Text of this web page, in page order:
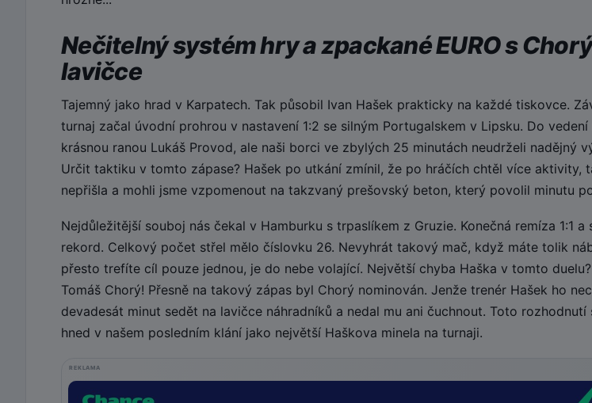
Nečitelný systém hry a zpackané EURO s
lavičce
Tajemný jako hrad v Karpatech. Tak působil Ivan Hašek prakticky na každé tiskovce.
turnaj začal úvodní prohrou v nastavení 1:2 se silným Portugalskem v Lipsku. Do vedení
krásnou ranou Lukáš Provod, ale naši borci ve zbylých 25 minutách neudrželi nadějný
Určit taktiku v tomto zápase? Hašek po utkání zmínil, že po hráčích chtěl více aktivity,
nepřišla a mohli jsme vzpomenout na takzvaný prešovský beton, který povolil minutu
Nejdůležitější souboj nás čekal v Hamburku s trpaslíkem z Gruzie. Konečná remíza 1:1 a
rekord. Celkový počet střel mělo číslovku 26. Nevyhrát takový mač, když máte tolik
přesto trefíte cíl pouze jednou, je do nebe volající. Největší chyba Haška v tomto
Tomáš Chorý! Přesně na takový zápas byl Chorý nominován. Jenže trenér Hašek ho
devadesát minut sedět na lavičce náhradníků a nedal mu ani čuchnout. Toto rozhodnutí
hned v našem posledním klání jako největší Haškova minela na turnaji.
REKLAMA